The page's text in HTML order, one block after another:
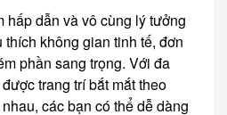
hấp dẫn và vô cùng lý tưởng
không gian tinh tế, đơn
phần sang trọng. Với đa
trang trí bắt mắt theo
các bạn có thể dễ dàng